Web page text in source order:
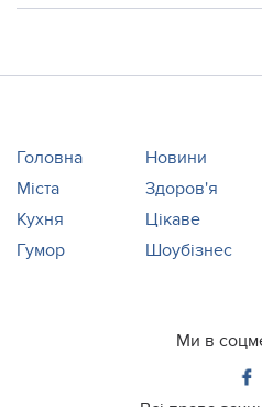
Головна
Новини
Міста
Здоров'я
Кухня
Цікаве
Гумор
Шоубізнес
Ми в